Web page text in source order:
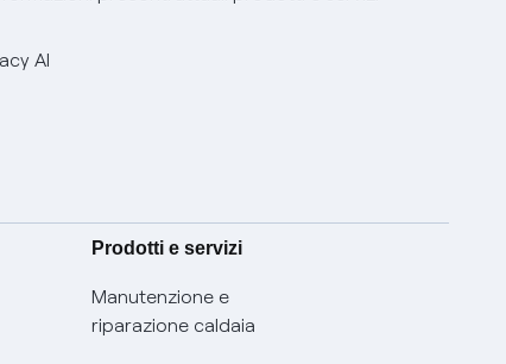
AI
Prodotti e servizi
Manutenzione e
riparazione caldaia